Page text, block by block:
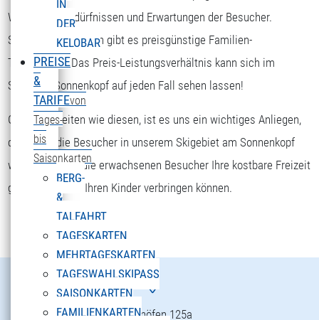
IN
DER
KELOBAR
PREISE
&
TARIFEvon
Tages-
bis
Saisonkarten
BERG-
&
TALFAHRT
TAGESKARTEN
MEHRTAGESKARTEN
TAGESWAHLSKIPASS
SAISONKARTEN
FAMILIENKARTEN
Wünschen, Bedürfnissen und Erwartungen der Besucher.
Speziell für Familien gibt es preisgünstige Familien-
Tageskarten. Das Preis-Leistungsverhältnis kann sich im
Skigebiet Sonnenkopf auf jeden Fall sehen lassen!
Gerade in Zeiten wie diesen, ist es uns ein wichtiges Anliegen,
dass sich die Besucher in unserem Skigebiet am Sonnenkopf
wohlfühlen und die erwachsenen Besucher Ihre kostbare Freizeit
gemeinsam mit Ihren Kinder verbringen können.
Danöfen 125a